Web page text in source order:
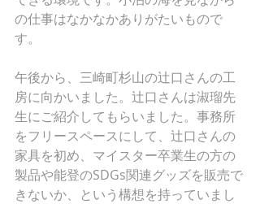
の仕事はなかなかありがたいもので
す。
午後から、三崎町杉山の辻口さんの工
房に向かいました。辻口さんは淑瑠先
生にご紹介してもらいました。事務所
をフリースペースにして、辻口さんの
家具を初め、マイスター卒業生の方の
製品や能登のSDGs関連グッズを販売で
きないか、という構想を持っていまし